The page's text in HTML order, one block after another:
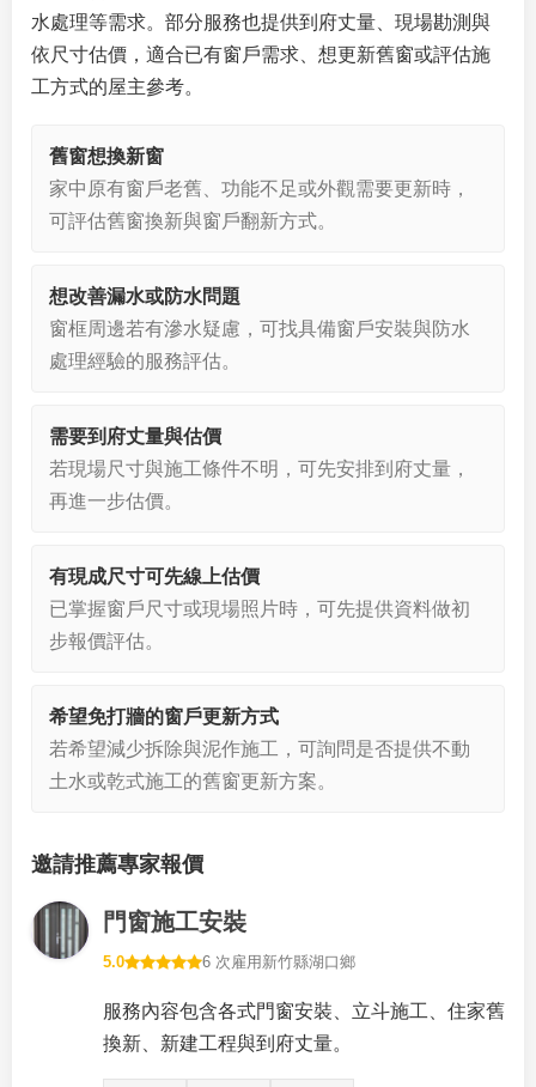
水處理等需求。部分服務也提供到府丈量、現場勘測與
依尺寸估價，適合已有窗戶需求、想更新舊窗或評估施
工方式的屋主參考。
舊窗想換新窗
家中原有窗戶老舊、功能不足或外觀需要更新時，
可評估舊窗換新與窗戶翻新方式。
想改善漏水或防水問題
窗框周邊若有滲水疑慮，可找具備窗戶安裝與防水
處理經驗的服務評估。
需要到府丈量與估價
若現場尺寸與施工條件不明，可先安排到府丈量，
再進一步估價。
有現成尺寸可先線上估價
已掌握窗戶尺寸或現場照片時，可先提供資料做初
步報價評估。
希望免打牆的窗戶更新方式
若希望減少拆除與泥作施工，可詢問是否提供不動
土水或乾式施工的舊窗更新方案。
邀請推薦專家報價
門窗施工安裝
5.0 6 次雇用 新竹縣湖口鄉
服務內容包含各式門窗安裝、立斗施工、住家舊
換新、新建工程與到府丈量。